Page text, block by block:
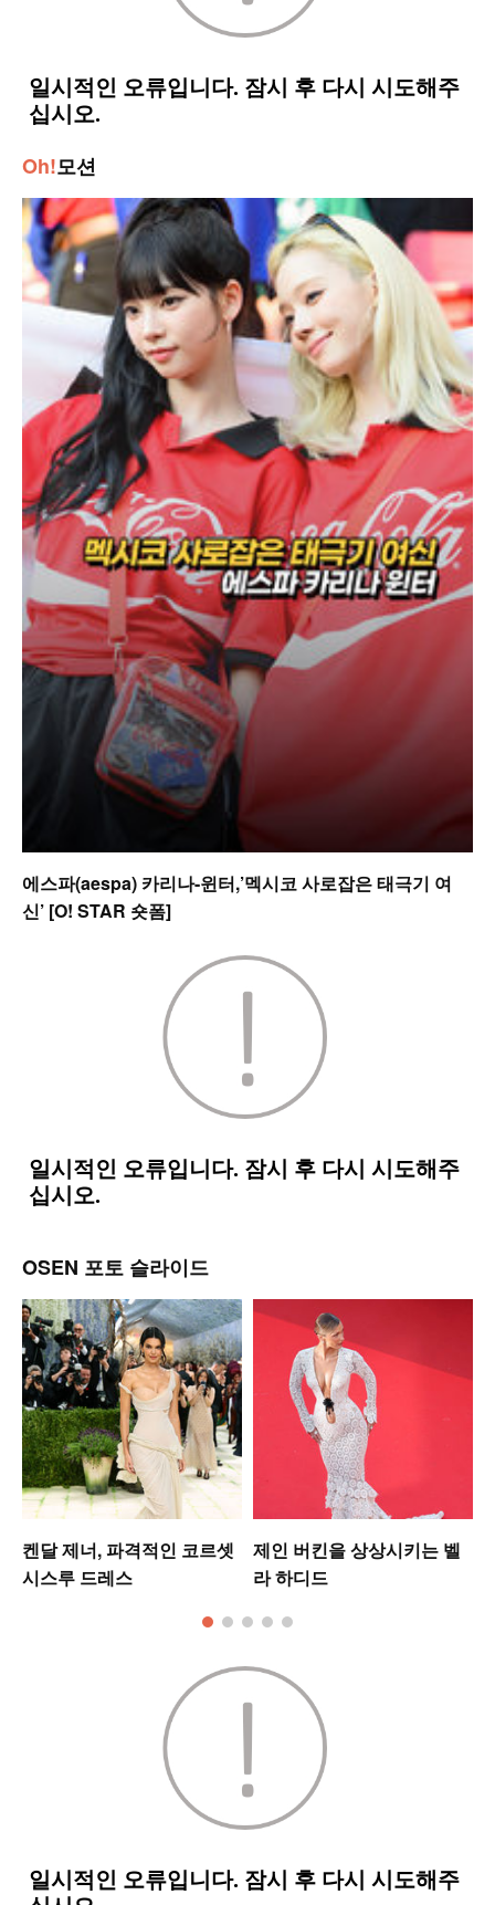
Oh!모션
에스파(aespa) 카리나-윈터,’멕시코 사로잡은 태극기 여
신’ [O! STAR 숏폼]
OSEN 포토 슬라이드
켄달 제너, 파격적인 코르셋
시스루 드레스
제인 버킨을 상상시키는 벨
라 하디드